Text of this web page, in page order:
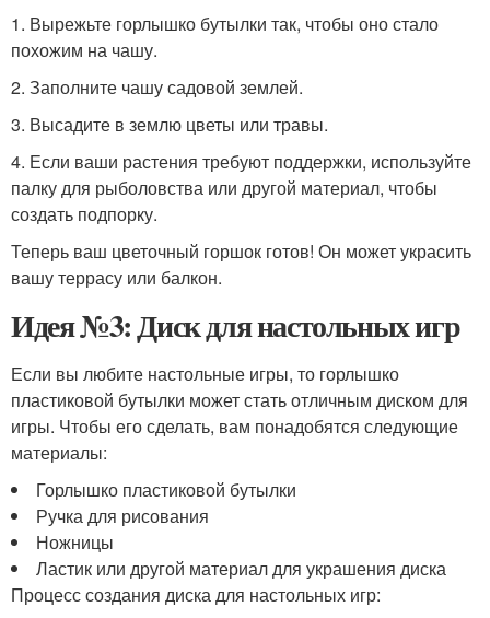
1. Вырежьте горлышко бутылки так, чтобы оно стало
похожим на чашу.
2. Заполните чашу садовой землей.
3. Высадите в землю цветы или травы.
4. Если ваши растения требуют поддержки, используйте
палку для рыболовства или другой материал, чтобы
создать подпорку.
Теперь ваш цветочный горшок готов! Он может украсить
вашу террасу или балкон.
Идея №3: Диск для настольных игр
Если вы любите настольные игры, то горлышко
пластиковой бутылки может стать отличным диском для
игры. Чтобы его сделать, вам понадобятся следующие
материалы:
Горлышко пластиковой бутылки
Ручка для рисования
Ножницы
Ластик или другой материал для украшения диска
Процесс создания диска для настольных игр: